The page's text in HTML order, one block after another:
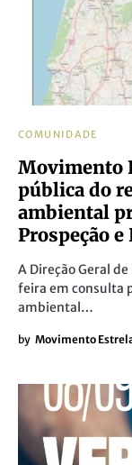
COMUNIDADE
Movimento
pública do
ambiental
Prospeção
A Direção Geral
feira em consulta
ambiental…
by Movimento